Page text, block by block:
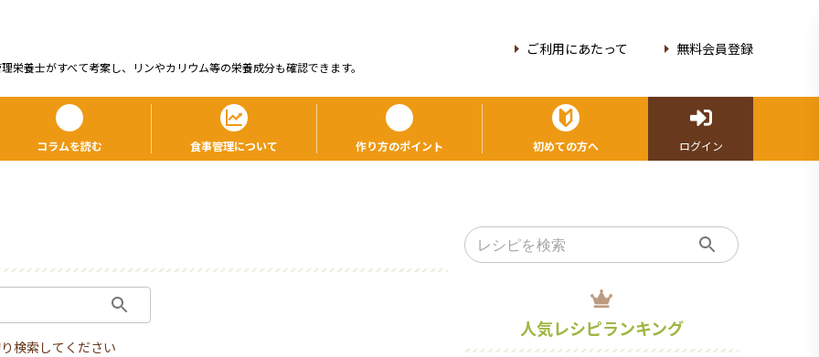
栄養⼠がすべて考案し、リンやカリウム等の栄養成分も確認できます。
ご利用にあたって 無料会員登録
コラムを読む 食事管理について 作り方のポイント 初めての方へ ログイン
検索してください
人気レシピランキング